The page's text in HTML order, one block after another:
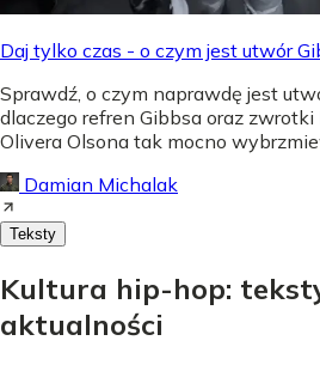
Daj tylko czas - o czym jest utwór
Sprawdź, o czym naprawdę jest
dlaczego refren Gibbsa oraz zwrotki
Olivera Olsona tak mocno
Damian Michalak
Teksty
Kultura hip-hop:
aktualności